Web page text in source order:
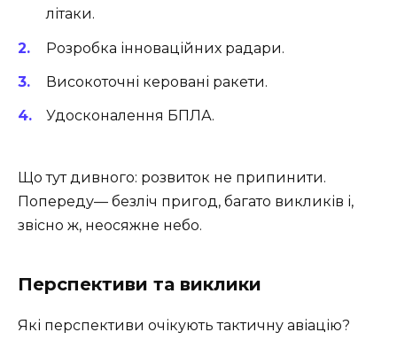
літаки.
Розробка інноваційних радари.
Високоточні керовані ракети.
Удосконалення БПЛА.
Що тут дивного: розвиток не припинити.
Попереду— безліч пригод, багато викликів і,
звісно ж, неосяжне небо.
Перспективи та виклики
Які перспективи очікують тактичну авіацію?